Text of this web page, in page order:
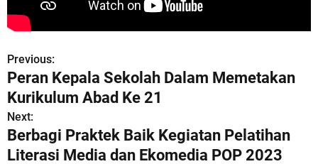
P
o
s
t
Previous:
Peran Kepala Sekolah Dalam Memetakan
Kurikulum Abad Ke 21
Next:
Berbagi Praktek Baik Kegiatan Pelatihan
Literasi Media dan Ekomedia POP 2023